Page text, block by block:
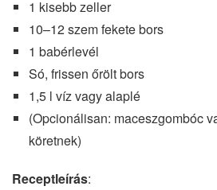
1 kisebb zeller
10–12 szem fekete bors
1 babérlevél
Só, frissen őrölt bors
1,5 l víz vagy alaplé
(Opcionálisan: maceszgombóc
köretnek)
Receptleírás: